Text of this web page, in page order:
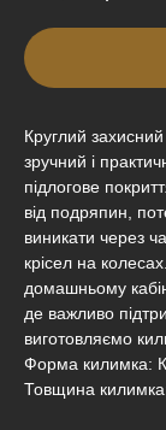
Круглий
зручний і
підлогове
від подряпин,
виникати через
крісел на
домашньому
де важливо
виготовляємо
Форма килимка:
Товщина